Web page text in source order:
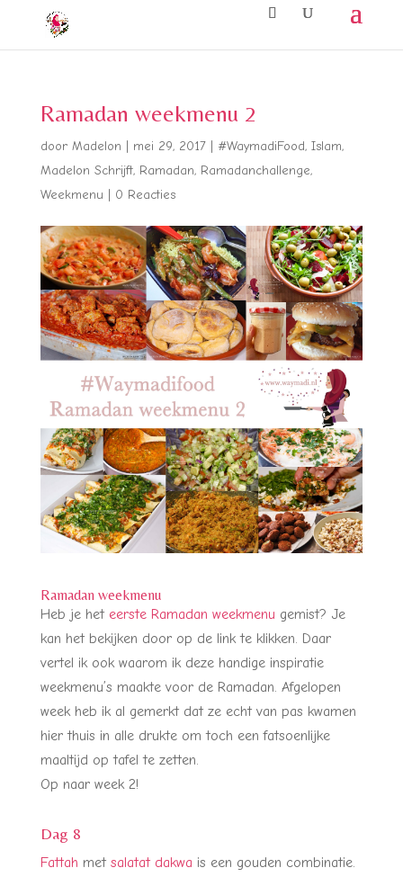
Ramadan weekmenu 2
door Madelon mei 29, 2017| #WaymadiFood, Islam,
Madelon Schrijft, Ramadan, Ramadanchallenge,
Weekmenu
0 Reacties
Ramadan weekmenu
Heb je het eerste Ramadan weekmenu gemist? Je
kan het bekijken door op de link te klikken. Daar
vertel ik ook waarom ik deze handige inspiratie
weekmenu’s maakte voor de Ramadan. Afgelopen
week heb ik al gemerkt dat ze echt van pas kwamen
hier thuis in alle drukte om toch een fatsoenlijke
maaltijd op tafel te zetten.
Op naar week 2!
Dag 8
Fattah met salatat dakwa is een gouden combinatie.